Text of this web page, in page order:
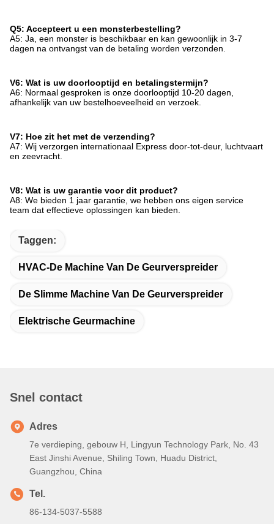
Q5: Accepteert u een monsterbestelling?
A5: Ja, een monster is beschikbaar en kan gewoonlijk in 3-7
dagen na ontvangst van de betaling worden verzonden.
V6: Wat is uw doorlooptijd en betalingstermijn?
A6: Normaal gesproken is onze doorlooptijd 10-20 dagen,
afhankelijk van uw bestelhoeveelheid en verzoek.
V7: Hoe zit het met de verzending?
A7: Wij verzorgen internationaal Express door-tot-deur, luchtvaart
en zeevracht.
V8: Wat is uw garantie voor dit product?
A8: We bieden 1 jaar garantie, we hebben ons eigen service
team dat effectieve oplossingen kan bieden.
Taggen:
HVAC-De Machine Van De Geurverspreider
De Slimme Machine Van De Geurverspreider
Elektrische Geurmachine
Snel contact
Adres
7e verdieping, gebouw H, Lingyun Technology Park, No. 43
East Jinshi Avenue, Shiling Town, Huadu District,
Guangzhou, China
Tel.
86-134-5037-5588